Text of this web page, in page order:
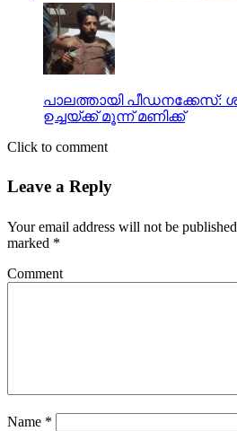
പാലത്തായി പീഡനക്കേസ്:
ഉച്ചയ്ക്ക് മൂന്ന് മണിക്ക്
Click to comment
Leave a Reply
Your email address will not be
marked *
Comment
Name *